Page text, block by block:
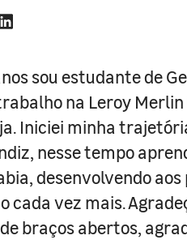
sou estudante de
na Leroy
Iniciei minha
nesse tempo
desenvolvendo aos
vez mais.
braços abertos,